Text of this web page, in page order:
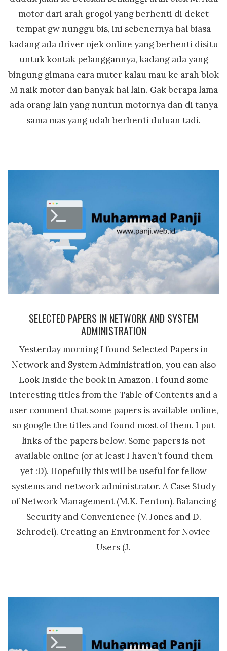
motor dari arah grogol yang berhenti di deket
tempat gw nunggu bis, ini sebenernya hal biasa
kadang ada driver ojek online yang berhenti disitu
untuk kontak pelanggannya, kadang ada yang
bingung gimana cara muter kalau mau ke arah blok
M naik motor dan banyak hal lain. Gak berapa lama
ada orang lain yang nuntun motornya dan di tanya
sama mas yang udah berhenti duluan tadi.
SELECTED PAPERS IN NETWORK AND SYSTEM
ADMINISTRATION
Yesterday morning I found Selected Papers in
Network and System Administration, you can also
Look Inside the book in Amazon. I found some
interesting titles from the Table of Contents and a
user comment that some papers is available online,
so google the titles and found most of them. I put
links of the papers below. Some papers is not
available online (or at least I haven’t found them
yet :D). Hopefully this will be useful for fellow
systems and network administrator. A Case Study
of Network Management (M.K. Fenton). Balancing
Security and Convenience (V. Jones and D.
Schrodel). Creating an Environment for Novice
Users (J.